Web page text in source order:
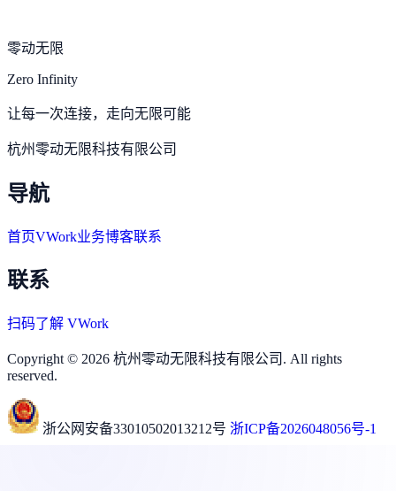
零动无限
Zero Infinity
让每一次连接，走向无限可能
杭州零动无限科技有限公司
导航
首页VWork业务博客联系
联系
扫码了解 VWork
Copyright © 2026 杭州零动无限科技有限公司. All rights
reserved.
浙公网安备33010502013212号 浙ICP备2026048056号-1